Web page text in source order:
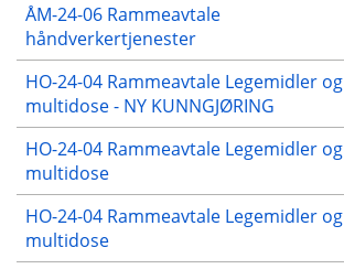
ÅM-24-06 Rammeavtale
håndverkertjenester
HO-24-04 Rammeavtale Legemidler og
multidose - NY KUNNGJØRING
HO-24-04 Rammeavtale Legemidler og
multidose
HO-24-04 Rammeavtale Legemidler og
multidose